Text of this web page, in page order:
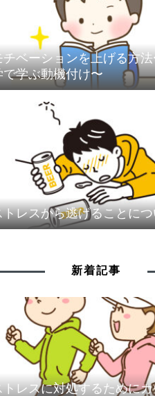
チベーションを上げる方
で学ぶ動機付け〜
トレスから逃げることに
新着記事
トレスに対処するために